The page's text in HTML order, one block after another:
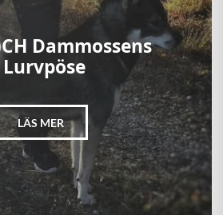
Dammossens
Lurvpöse
LÄS MER